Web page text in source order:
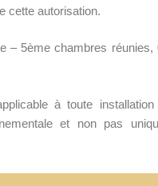
cette autorisation.
– 5ème chambres réunies,
à toute
et non pas